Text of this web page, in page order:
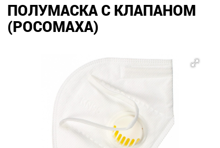
Крепеж
Оформление заказа
ПОЛУМАСКА С КЛАПАНОМ
(РОСОМАХА)